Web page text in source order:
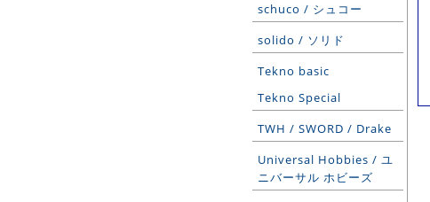
schuco / シュコー
solido / ソリド
Tekno basic
Tekno Special
TWH / SWORD / Drake
Universal Hobbies / ユ
ニバーサル ホビーズ